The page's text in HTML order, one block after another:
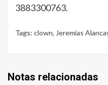
3883300763.
Tags: clown, Jeremías
Notas relacionadas